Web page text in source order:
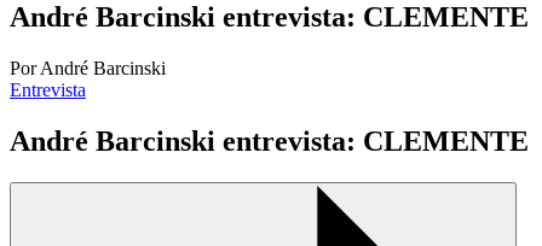
André Barcinski entrevista: CLEMENTE
Por André Barcinski
Entrevista
André Barcinski entrevista: CLEMENTE